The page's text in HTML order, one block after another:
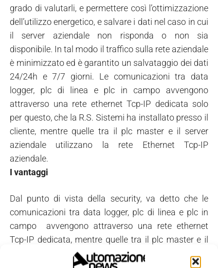
grado di valutarli, e permettere così l’ottimizzazione
dell’utilizzo energetico, e salvare i dati nel caso in cui
il server aziendale non risponda o non sia
disponibile. In tal modo il traffico sulla rete aziendale
è minimizzato ed è garantito un salvataggio dei dati
24/24h e 7/7 giorni. Le comunicazioni tra data
logger, plc di linea e plc in campo avvengono
attraverso una rete ethernet Tcp-IP dedicata solo
per questo, che la R.S. Sistemi ha installato presso il
cliente, mentre quelle tra il plc master e il server
aziendale utilizzano la rete Ethernet Tcp-IP
aziendale.
I vantaggi
Dal punto di vista della security, va detto che le
comunicazioni tra data logger, plc di linea e plc in
campo avvengono attraverso una rete ethernet
Tcp-IP dedicata, mentre quelle tra il plc master e il
server aziendale utilizzano la rete Ethernet Tcp-IP